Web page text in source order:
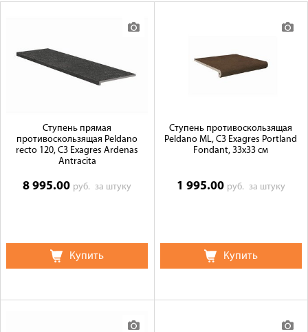
Оплата
Сотрудничество
Галерея объектов
Ступень прямая
противоскользящая Peldano
recto 120, C3 Exagres Ardenas
Antracita
8 995.00 руб.за штуку
Купить
Ступень противоскользящая
Peldano ML, C3 Exagres Portland
Fondant, 33x33 см
1 995.00 руб. за штуку
Купить